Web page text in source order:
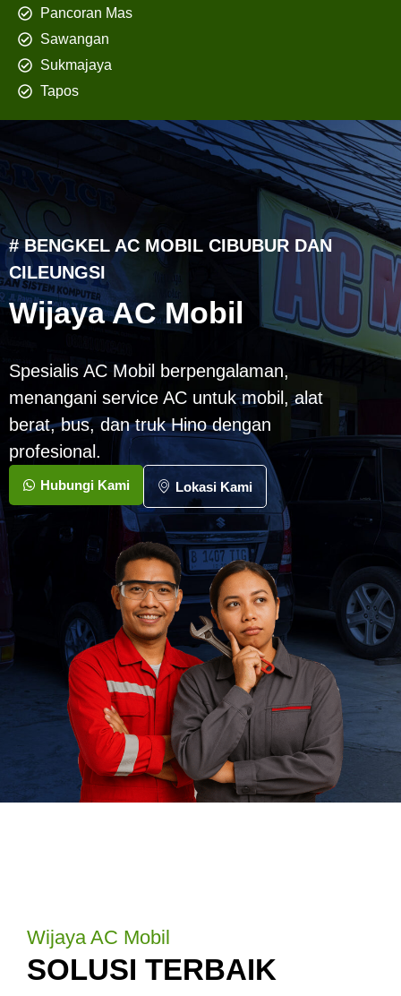
Pancoran Mas
Sawangan
Sukmajaya
Tapos
# BENGKEL AC MOBIL CIBUBUR DAN
CILEUNGSI
Wijaya AC Mobil
Spesialis AC Mobil berpengalaman,
menangani service AC untuk mobil, alat
berat, bus, dan truk Hino dengan
profesional.
Hubungi Kami Lokasi Kami
Wijaya AC Mobil
SOLUSI TERBAIK